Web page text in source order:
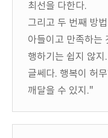
최선을 다한다.
그리고 두 번째 방
아들이고 만족하는
행하기는 쉽지 않
글쎄다. 행복이 허
깨달을 수 있지."